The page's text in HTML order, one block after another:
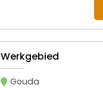
Werkgebied
Gouda